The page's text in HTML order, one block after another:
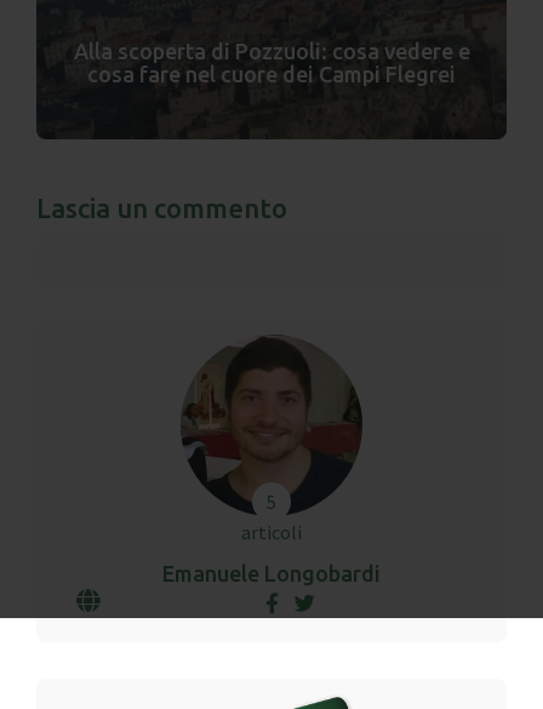
Alla scoperta di Pozzuoli: cosa vedere e
cosa fare nel cuore dei Campi Flegrei
Lascia un commento
5
articoli
Emanuele Longobardi